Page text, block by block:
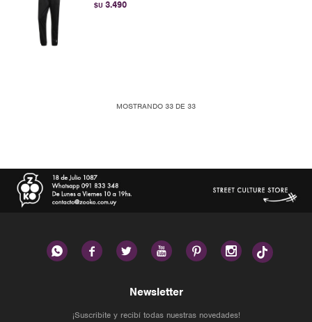
$U 3.490
MOSTRANDO 33 DE 33
     
Newsletter
¡Suscribite y recibí todas nuestras novedades!